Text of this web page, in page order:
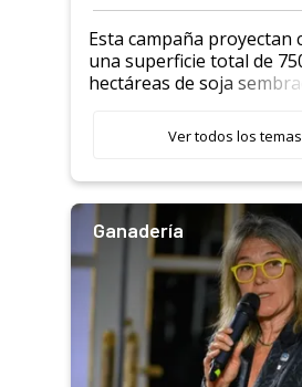
Esta campaña proyectan
una superficie total de
hectáreas de soja
variedades que marcan un
salto tecnológico en
Ver todos los temas
Ganadería